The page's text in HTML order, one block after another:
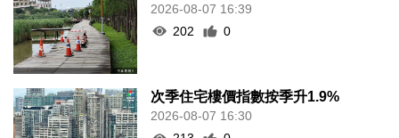
2026-08-07 16:39
202
0
次季住宅樓價指數按季升1.9%
2026-08-07 16:30